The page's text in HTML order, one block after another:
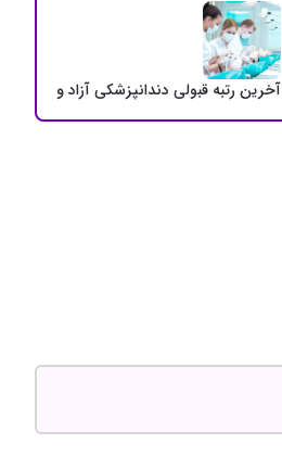
آخرین رتبه قبولی دندانپزشکی آزاد و دولتی +